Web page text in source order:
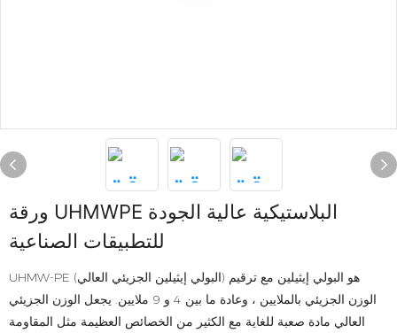
ورقة UHMWPE البلاستيكية عالية الجودة
للتطبيقات الصناعية
UHMW-PE (البولي إيثيلين الجزيئي العالي) هو البولي إيثيلين مع ترقيم
الوزن الجزيئي بالملايين ، وعادة ما بين 4 و 9 ملايين. يجعل الوزن الجزيئي
العالي مادة صعبة للغاية مع الكثير من الخصائص العظيمة مثل المقاومة